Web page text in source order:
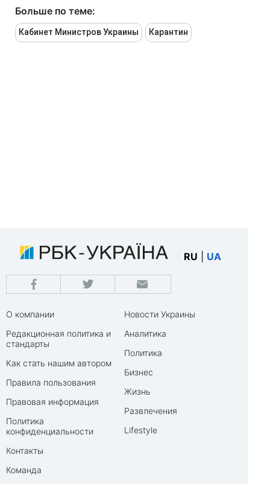
Больше по теме:
Кабинет Министров Украины Карантин
RU UA
О компании
Редакционная политика и
стандарты
Как стать нашим автором
Правила пользования
Правовая информация
Политика
конфиденциальности
Контакты
Команда
Новости Украины
Аналитика
Политика
Бизнес
Жизнь
Развлечения
Lifestyle